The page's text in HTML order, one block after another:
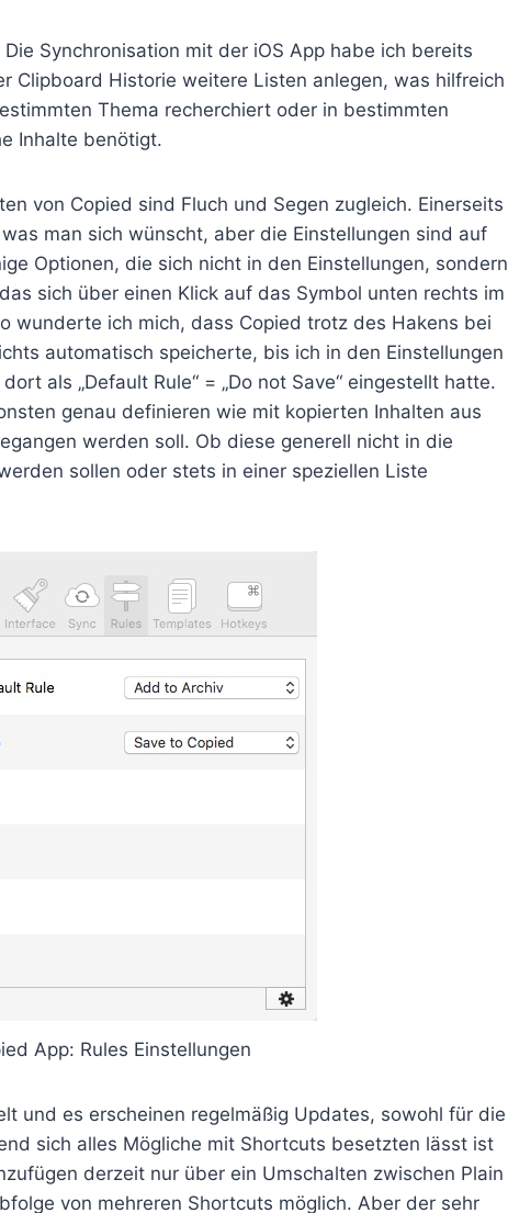
Synchronisation mit der iOS App habe ich bereits
Clipboard Historie weitere Listen anlegen, was hilfreich
Thema recherchiert oder in bestimmten
Inhalte benötigt.
von Copied sind Fluch und Segen zugleich. Einerseits
man sich wünscht, aber die Einstellungen sind auf
Optionen, die sich nicht in den Einstellungen, sondern
sich über einen Klick auf das Symbol unten rechts im
wunderte ich mich, dass Copied trotz des Hakens bei
automatisch speicherte, bis ich in den Einstellungen
als „Default Rule“ = „Do not Save“ eingestellt hatte.
genau definieren wie mit kopierten Inhalten aus
werden soll. Ob diese generell nicht in die
sollen oder stets in einer speziellen Liste
App: Rules Einstellungen
und es erscheinen regelmäßig Updates, sowohl für die
sich alles Mögliche mit Shortcuts besetzten lässt ist
derzeit nur über ein Umschalten zwischen Plain
von mehreren Shortcuts möglich. Aber der sehr